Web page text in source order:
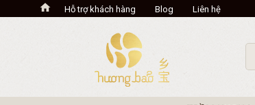
Hỗ trợ khách hàng Blog Liên hệ